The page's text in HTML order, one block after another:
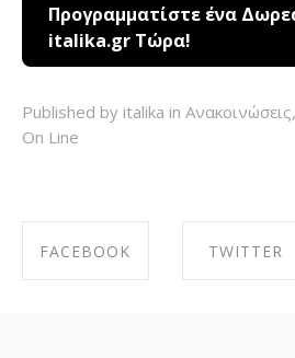
Προγραμματίστε ένα
italika.gr Τώρα!
Published by italika in Ανακοινώσεις,
On Line
FACEBOOK TWITTER